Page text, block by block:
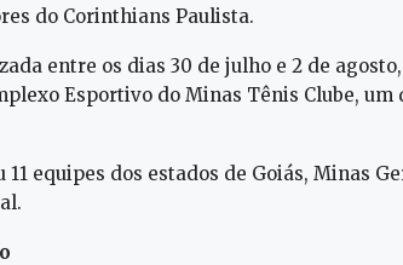
do Corinthians Paulista.
entre os dias 30 de julho e 2 de
Esportivo do Minas Tênis Clube,
equipes dos estados de Goiás, Minas